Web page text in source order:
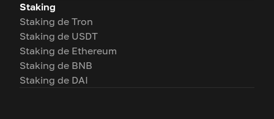
Staking
Staking de Tron
Staking de USDT
Staking de Ethereum
Staking de BNB
Staking de DAI